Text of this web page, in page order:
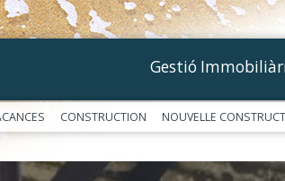
Gestió
CONSTRUCTION NOUVELLE